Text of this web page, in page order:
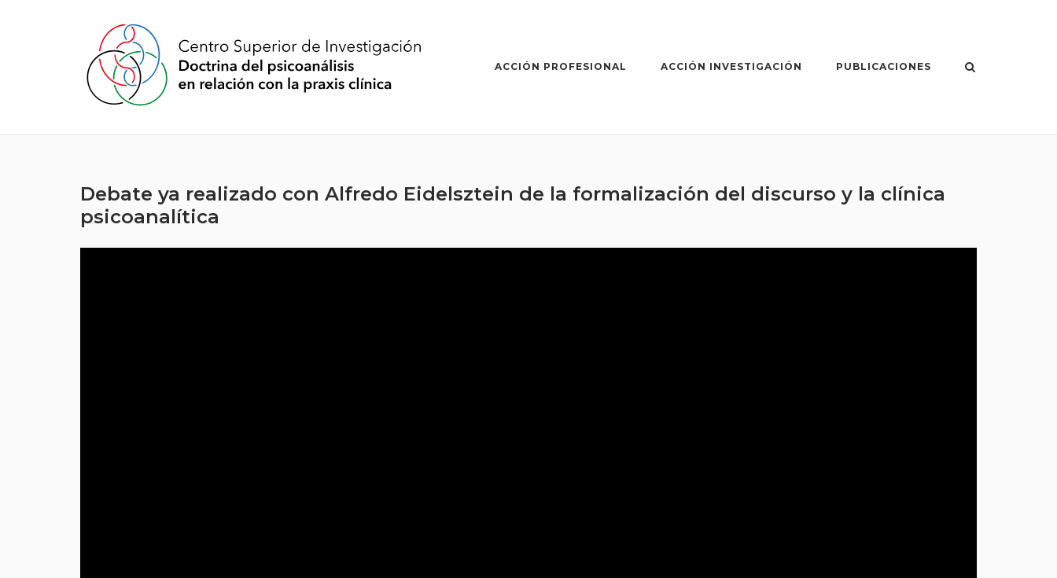
ACCIÓN PROFESIONAL ACCIÓN INVESTIGACIÓN PUBLICACIONES
Debate ya realizado con Alfredo Eidelsztein de la formalización del discurso y la clínica
psicoanalítica